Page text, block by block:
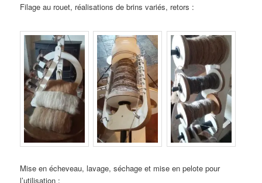
Filage au rouet, réalisations de brins variés, retors :
Mise en écheveau, lavage, séchage et mise en pelote pour
l’utilisation :